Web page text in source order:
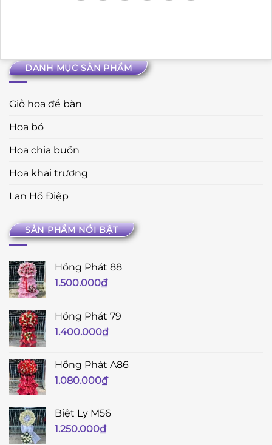
DANH MỤC SẢN PHẨM
Giỏ hoa để bàn
Hoa bó
Hoa chia buồn
Hoa khai trương
Lan Hồ Điệp
SẢN PHẨM NỔI BẬT
Hồng Phát 88
1.500.000₫
Hồng Phát 79
1.400.000₫
Hồng Phát A86
1.080.000₫
Biệt Ly M56
1.250.000₫